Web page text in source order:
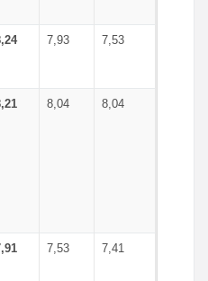
7,93 7,53
8,04 8,04
7,53 7,41